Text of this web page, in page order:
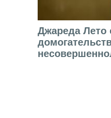
Джареда Лето